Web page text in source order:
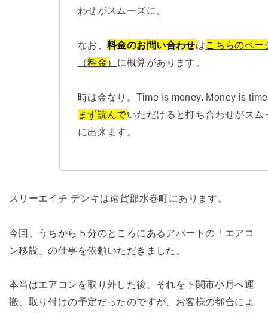
わせがスムーズに。
なお、料金のお問い合わせはこちらのペー
（料金） に概算があります。
時は金なり。Time is money. Money is
まず読んでいただけると打ち合わせがスム
に出来ます。
スリーエイチ デンキは遠賀郡水巻町にあります。
今回、うちから５分のところにあるアパートの「エアコ
ン移設」の仕事を依頼いただきました。
本当はエアコンを取り外した後、それを下関市小月へ運
搬、取り付けの予定だったのですが、お客様の都合によ